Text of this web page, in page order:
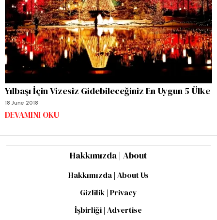
Yılbaşı İçin Vizesiz Gidebileceğiniz En Uygun 5 Ülke
18 June 2018
DEVAMINI OKU
Hakkımızda | About
Hakkımızda | About Us
Gizlilik | Privacy
İşbirliği | Advertise